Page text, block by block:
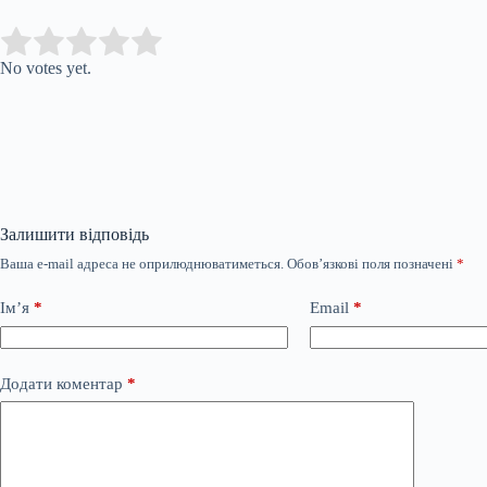
Rate this item:
No votes yet.
Залишити відповідь
Ваша e-mail адреса не оприлюднюватиметься. Обов’язкові поля позначені *
Ім’я * Email *
Додати коментар *